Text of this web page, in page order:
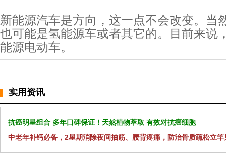
新能源汽车是方向，这一点不会改变。当
也可能是氢能源车或者其它的。目前来说
能源电动车。
实用资讯
抗癌明星组合 多年口碑保证！天然植物萃取 有效对抗癌细胞
中老年补钙必备，2星期消除夜间抽筋、腰背疼痛，防治骨质疏松立竿